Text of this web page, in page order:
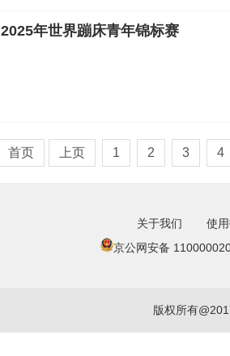
2025年世界蹦床青年锦标赛
首页 上页 1 2 3 4
关于我们
使
京公网安备
版权所有